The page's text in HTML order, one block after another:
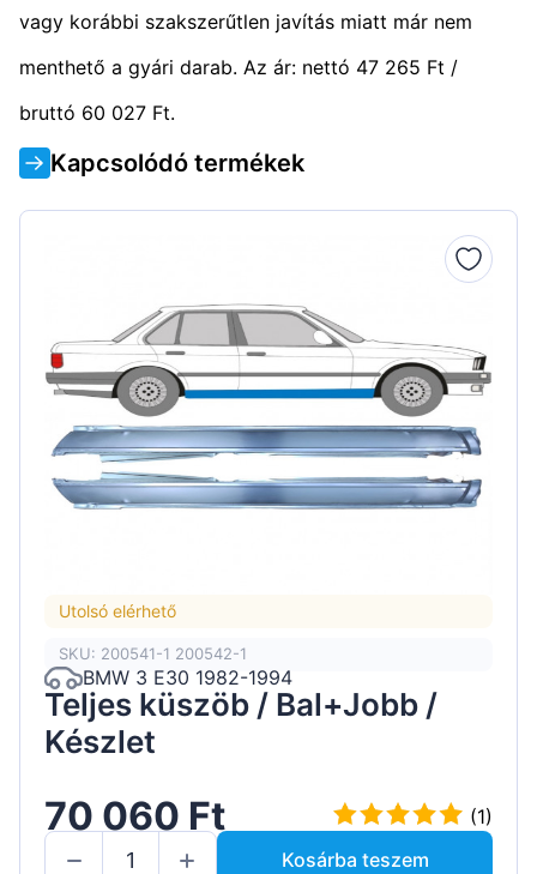
vagy korábbi szakszerűtlen javítás miatt már nem
menthető a gyári darab. Az ár: nettó 47 265 Ft /
bruttó 60 027 Ft.
Kapcsolódó termékek
Utolsó elérhető
SKU: 200541-1 200542-1
BMW 3 E30 1982-1994
Teljes küszöb / Bal+Jobb /
Készlet
70 060 Ft
(1)
Kosárba teszem